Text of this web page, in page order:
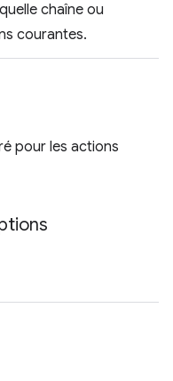
chaîne ou
courantes.
pour les actions